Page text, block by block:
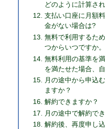
どのように計算さ
支払い口座に月額
金がない場合は?
無料で利用するた
つからいつですか。
無料利用の基準を
を満たせた場合、
月の途中から申込
ますか？
解約できますか？
月の途中で解約で
解約後、再度申し